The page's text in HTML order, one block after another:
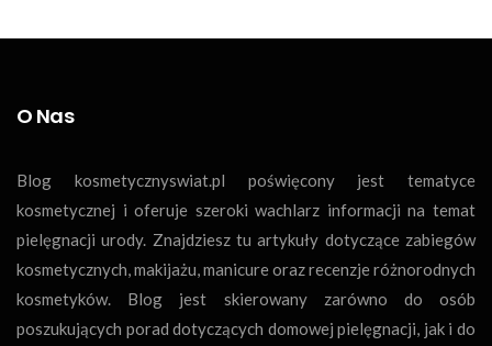
O Nas
Blog kosmetycznyswiat.pl poświęcony jest tematyce
kosmetycznej i oferuje szeroki wachlarz informacji na temat
pielęgnacji urody. Znajdziesz tu artykuły dotyczące zabiegów
kosmetycznych, makijażu, manicure oraz recenzje różnorodnych
kosmetyków. Blog jest skierowany zarówno do osób
poszukujących porad dotyczących domowej pielęgnacji, jak i do